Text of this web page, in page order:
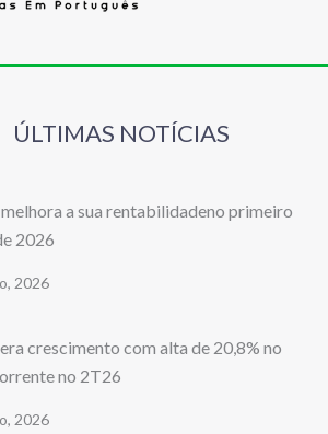
ÚLTIMAS NOTÍCIAS
a sua rentabilidadeno primeiro
2026
2026
crescimento com alta de 20,8% no
no 2T26
2026